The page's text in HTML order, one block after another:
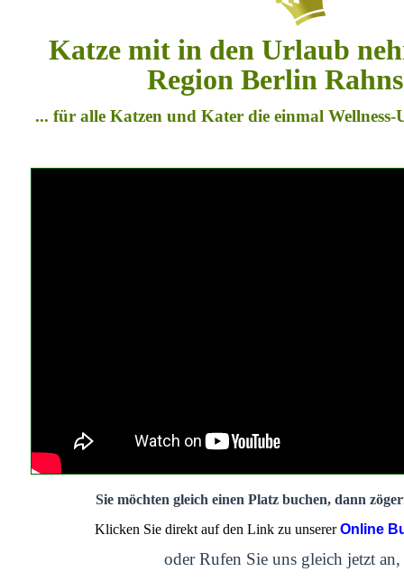
Katze mit in den Urlaub
Region Berlin
... für alle Katzen und Kater die einmal
Sie möchten gleich einen Platz buchen, dann
Klicken Sie direkt auf den Link zu unsererOnline
oder Rufen Sie uns gleich jetzt an,